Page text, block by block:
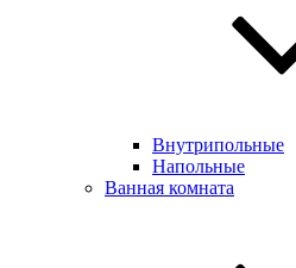
Внутрипольные
Напольные
Ванная комната